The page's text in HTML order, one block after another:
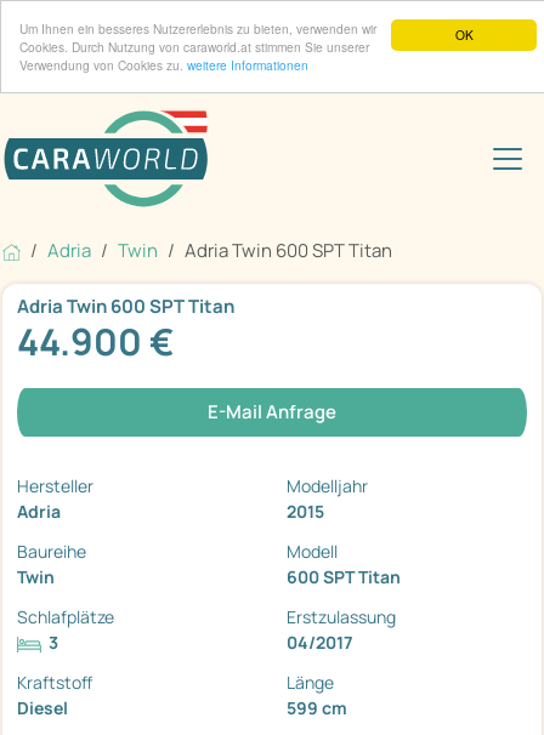
OK
Um Ihnen ein besseres Nutzererlebnis zu bieten, verwenden wir
Cookies. Durch Nutzung von caraworld.at stimmen Sie unserer
Verwendung von Cookies zu. weitere Informationen
Adria Twin Adria Twin 600 SPT Titan
Adria Twin 600 SPT Titan
44.900 €
E-Mail Anfrage
Hersteller
Adria
Modelljahr
2015
Baureihe
Twin
Modell
600 SPT Titan
Schlafplätze
3
Erstzulassung
04/2017
Kraftstoff
Diesel
Länge
599 cm